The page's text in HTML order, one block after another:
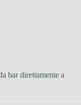
bar direttamente a